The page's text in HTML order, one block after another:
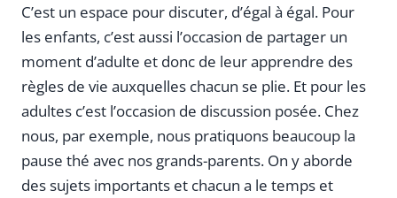
C’est un espace pour discuter, d’égal à égal. Pour
les enfants, c’est aussi l’occasion de partager un
moment d’adulte et donc de leur apprendre des
règles de vie auxquelles chacun se plie. Et pour les
adultes c’est l’occasion de discussion posée. Chez
nous, par exemple, nous pratiquons beaucoup la
pause thé avec nos grands-parents. On y aborde
des sujets importants et chacun a le temps et